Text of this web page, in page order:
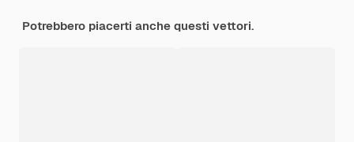
Potrebbero piacerti anche questi vettori.